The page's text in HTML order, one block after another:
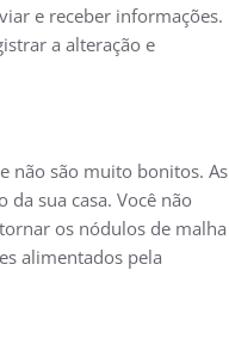
e receber informações.
a alteração e
não são muito bonitos. As
sua casa. Você não
os nódulos de malha
alimentados pela